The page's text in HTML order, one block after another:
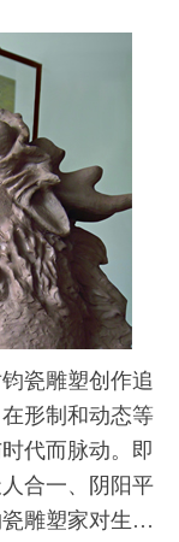
瓷雕塑创作追
形制和动态等
代而脉动。即
合一、阴阳平
雕塑家对生活